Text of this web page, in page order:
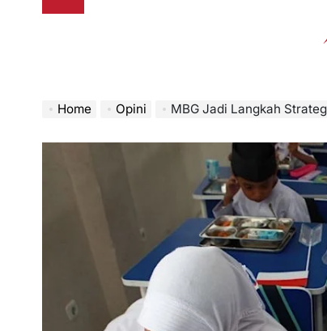
Home Opini MBG Jadi Langkah